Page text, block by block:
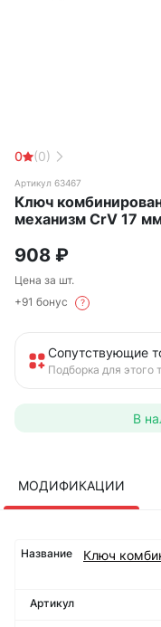
0 (0)
Артикул 63467
Ключ
механизм CrV 17
908 ₽
Цена за шт.
+91 бонус
?
Сопутствующие
Подборка для этого
В
МОДИФИКАЦИИ
Ключ